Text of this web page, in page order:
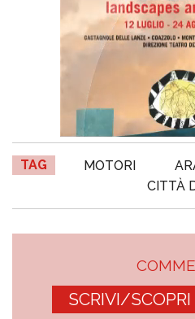
TAG MOTORI
CITTÀ
SCRIVI/